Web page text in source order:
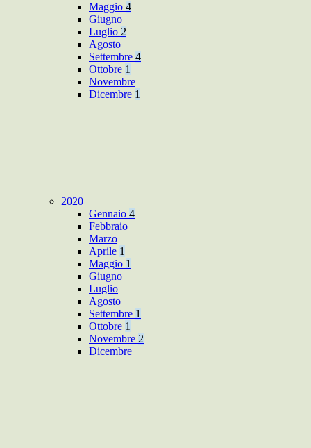
Maggio 4
Giugno
Luglio 2
Agosto
Settembre 4
Ottobre 1
Novembre
Dicembre 1
2020
Gennaio 4
Febbraio
Marzo
Aprile 1
Maggio 1
Giugno
Luglio
Agosto
Settembre 1
Ottobre 1
Novembre 2
Dicembre